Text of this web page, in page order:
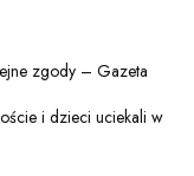
zgody – Gazeta
i dzieci uciekali w